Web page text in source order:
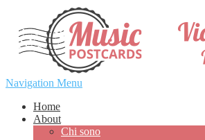
Navigation Menu
Home
About
Chi sono